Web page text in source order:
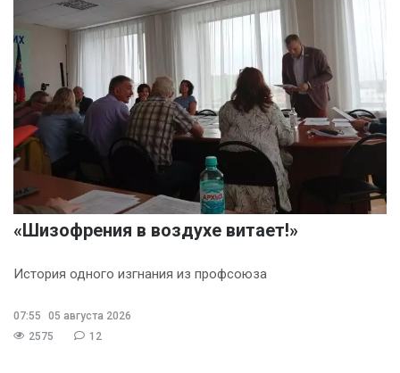
«Шизофрения в воздухе витает!»
История одного изгнания из профсоюза
07:55
05 августа 2026
2575
12